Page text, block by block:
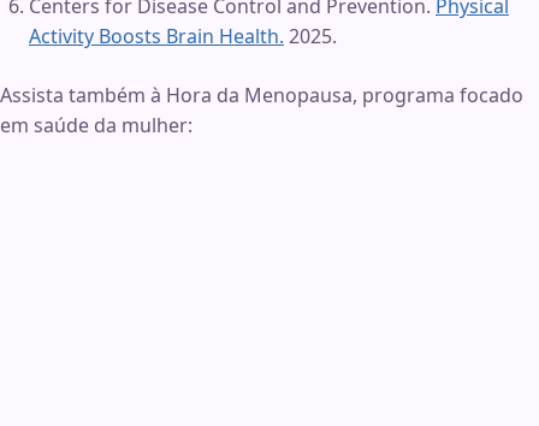
Centers for Disease Control and Prevention. Physical
Activity Boosts Brain Health. 2025.
Assista também à Hora da Menopausa, programa focado
em saúde da mulher: